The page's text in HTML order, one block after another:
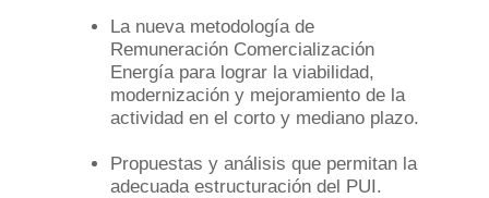
La nueva metodología de
Remuneración Comercialización
Energía para lograr la viabilidad,
modernización y mejoramiento de la
actividad en el corto y mediano plazo.
Propuestas y análisis que permitan la
adecuada estructuración del PUI.